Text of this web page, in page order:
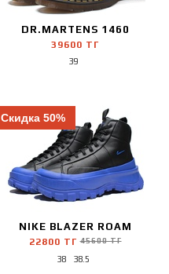
DR.MARTENS 1460
39600 ТГ
39
Скидка 50%
NIKE BLAZER ROAM
22800 ТГ45600 ТГ
38 38.5